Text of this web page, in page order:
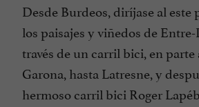
Desde Burdeos, diríjase al este
los paisajes y viñedos de
través de un carril bici, en parte
Garona, hasta Latresne, y
hermoso carril bici Roger